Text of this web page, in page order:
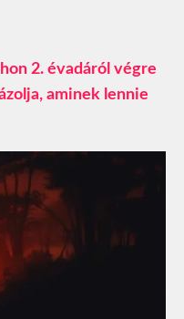
2. évadáról végre
aminek lennie